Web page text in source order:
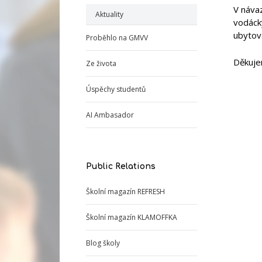
Aktuality
Proběhlo na GMVV
Ze života
Úspěchy studentů
AI Ambasador
Public Relations
Školní magazín REFRESH
Školní magazín KLAMOFFKA
Blog školy
V